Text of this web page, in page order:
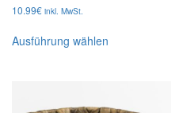
10.99€ inkl. MwSt.
Ausführung wählen
auf.